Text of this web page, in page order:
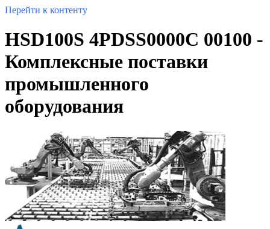
Перейти к контенту
HSD100S 4PDSS0000C 00100 -
Комплексные поставки
промышленного
оборудования